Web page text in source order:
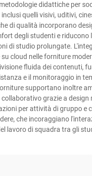
didattiche per
quelli visivi, uditivi,
di qualità incorporano
degli studenti e
di studio prolungate.
cloud nelle forniture
fluida dei contenuti,
e il monitoraggio in
supportano inoltre
grazie a design
per attività di gruppo e
che incoraggiano
lavoro di squadra tra gli